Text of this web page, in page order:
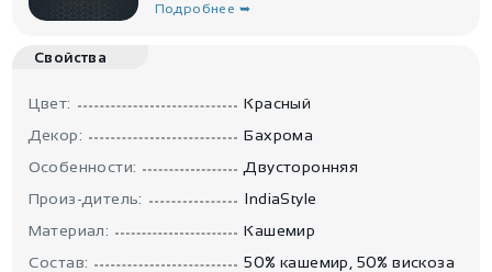
Подробнее ➥
Свойства
Цвет:
Красный
Декор:
Бахрома
Особенности:
Двусторонняя
Произ-дитель:
IndiaStyle
Материал:
Кашемир
Состав:
50% кашемир, 50% вискоза